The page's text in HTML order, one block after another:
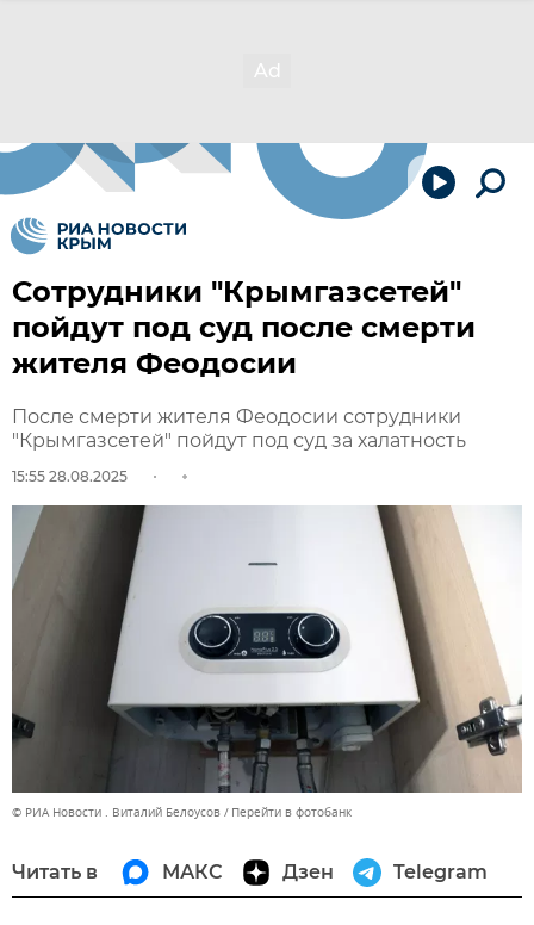
Сотрудники "Крымгазсетей"
пойдут под суд после смерти
жителя Феодосии
После смерти жителя Феодосии сотрудники
"Крымгазсетей" пойдут под суд за халатность
15:55 28.08.2025
© РИА Новости . Виталий Белоусов Перейти в фотобанк
Читать в МАКС Дзен Telegram